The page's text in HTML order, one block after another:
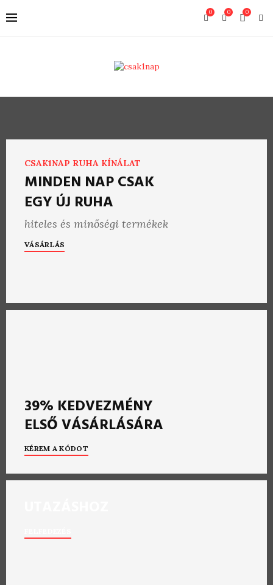
0
0
0
CSAK1NAP RUHA KÍNÁLAT
MINDEN NAP CSAK
EGY ÚJ RUHA
hiteles és minőségi termékek
VÁSÁRLÁS
39% KEDVEZMÉNY
ELSŐ VÁSÁRLÁSÁRA
KÉREM A KÓDOT